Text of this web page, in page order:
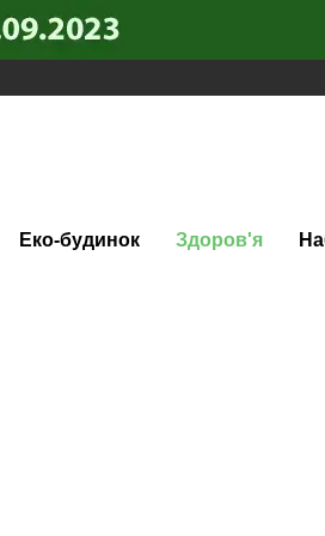
Еко-будинок Здоров'я